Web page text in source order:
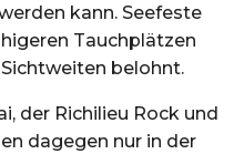
kann. Seefeste
Tauchplätzen
belohnt.
der Richilieu Rock und
dagegen nur in der